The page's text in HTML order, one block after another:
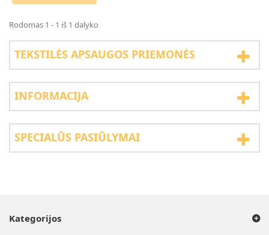
Rodomas 1 - 1 iš 1 dalyko
TEKSTILĖS APSAUGOS PRIEMONĖS
INFORMACIJA
SPECIALŪS PASIŪLYMAI
Kategorijos